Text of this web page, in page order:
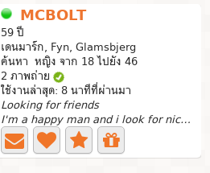
MCBOLT
59 ปี
เดนมาร์ก, Fyn, Glamsbjerg
ค้นหา หญิง จาก 18 ไปยัง 46
2 ภาพถ่าย
ใช้งานล่าสุด: 8 นาทีที่ผ่านมา
Looking for friends
I'm a happy man and i look for nice and happy woman. She...